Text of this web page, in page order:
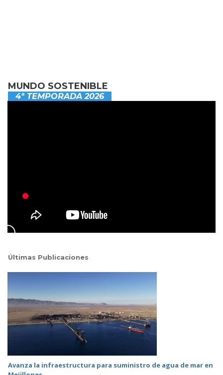
MUNDO SOSTENIBLE
4ª TEMPORADA 2026
Últimas Publicaciones
Avanza la infraestructura para suministro de agua de mar en